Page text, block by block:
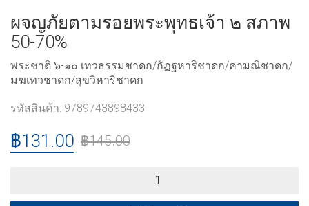
ผจญภัยตามรอยพระพุทธเจ้า ๒ สภาพ
50-70%
พระชาติ ๖-๑๐ เทวธรรมชาดก/กัฏฐหาริชาดก/คามณิชาดก/
มฆเทวชาดก/สุขวิหาริชาดก
รหัสสินค้า: 9789743898433
฿145.00
฿131.00
ตาม